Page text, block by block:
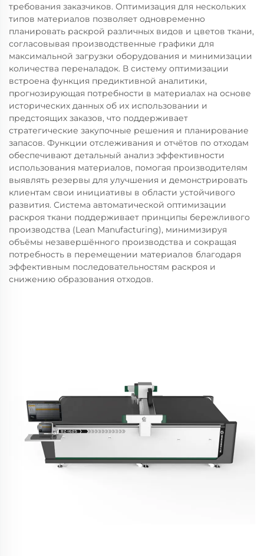
требования заказчиков. Оптимизация для нескольких
типов материалов позволяет одновременно
планировать раскрой различных видов и цветов ткани,
согласовывая производственные графики для
максимальной загрузки оборудования и минимизации
количества переналадок. В систему оптимизации
встроена функция предиктивной аналитики,
прогнозирующая потребности в материалах на основе
исторических данных об их использовании и
предстоящих заказов, что поддерживает
стратегические закупочные решения и планирование
запасов. Функции отслеживания и отчётов по отходам
обеспечивают детальный анализ эффективности
использования материалов, помогая производителям
выявлять резервы для улучшения и демонстрировать
клиентам свои инициативы в области устойчивого
развития. Система автоматической оптимизации
раскроя ткани поддерживает принципы бережливого
производства (Lean Manufacturing), минимизируя
объёмы незавершённого производства и сокращая
потребность в перемещении материалов благодаря
эффективным последовательностям раскроя и
снижению образования отходов.